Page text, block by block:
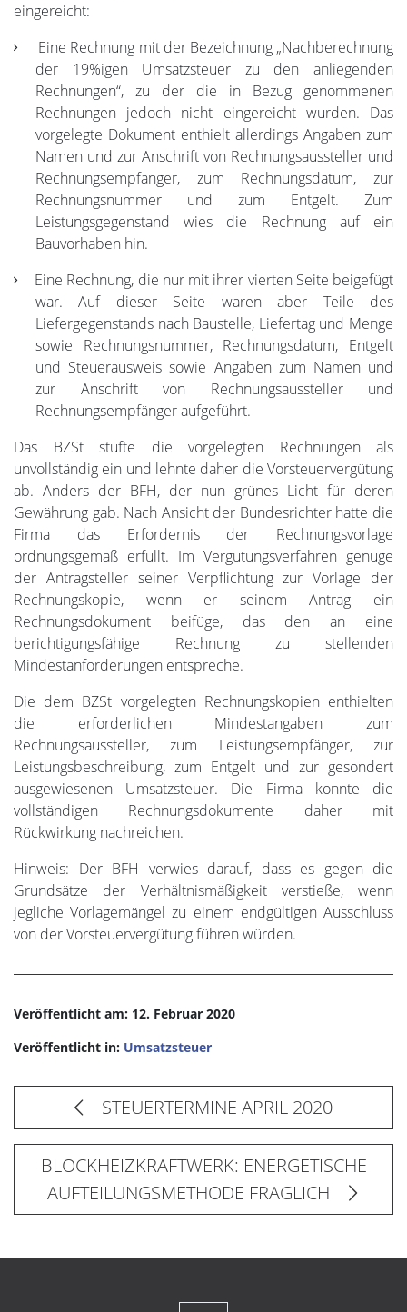
eingereicht:
Eine Rechnung mit der Bezeichnung „Nachberechnung
der 19%igen Umsatzsteuer zu den anliegenden
Rechnungen“, zu der die in Bezug genommenen
Rechnungen jedoch nicht eingereicht wurden. Das
vorgelegte Dokument enthielt allerdings Angaben zum
Namen und zur Anschrift von Rechnungsaussteller und
Rechnungsempfänger, zum Rechnungsdatum, zur
Rechnungsnummer und zum Entgelt. Zum
Leistungsgegenstand wies die Rechnung auf ein
Bauvorhaben hin.
Eine Rechnung, die nur mit ihrer vierten Seite beigefügt
war. Auf dieser Seite waren aber Teile des
Liefergegenstands nach Baustelle, Liefertag und Menge
sowie Rechnungsnummer, Rechnungsdatum, Entgelt
und Steuerausweis sowie Angaben zum Namen und
zur Anschrift von Rechnungsaussteller und
Rechnungsempfänger aufgeführt.
Das BZSt stufte die vorgelegten Rechnungen als
unvollständig ein und lehnte daher die Vorsteuervergütung
ab. Anders der BFH, der nun grünes Licht für deren
Gewährung gab. Nach Ansicht der Bundesrichter hatte die
Firma das Erfordernis der Rechnungsvorlage
ordnungsgemäß erfüllt. Im Vergütungsverfahren genüge
der Antragsteller seiner Verpflichtung zur Vorlage der
Rechnungskopie, wenn er seinem Antrag ein
Rechnungsdokument beifüge, das den an eine
berichtigungsfähige Rechnung zu stellenden
Mindestanforderungen entspreche.
Die dem BZSt vorgelegten Rechnungskopien enthielten
die erforderlichen Mindestangaben zum
Rechnungsaussteller, zum Leistungsempfänger, zur
Leistungsbeschreibung, zum Entgelt und zur gesondert
ausgewiesenen Umsatzsteuer. Die Firma konnte die
vollständigen Rechnungsdokumente daher mit
Rückwirkung nachreichen.
Hinweis: Der BFH verwies darauf, dass es gegen die
Grundsätze der Verhältnismäßigkeit verstieße, wenn
jegliche Vorlagemängel zu einem endgültigen Ausschluss
von der Vorsteuervergütung führen würden.
Veröffentlicht am: 12. Februar 2020
Veröffentlicht in: Umsatzsteuer
STEUERTERMINE APRIL 2020
BLOCKHEIZKRAFTWERK: ENERGETISCHE
AUFTEILUNGSMETHODE FRAGLICH